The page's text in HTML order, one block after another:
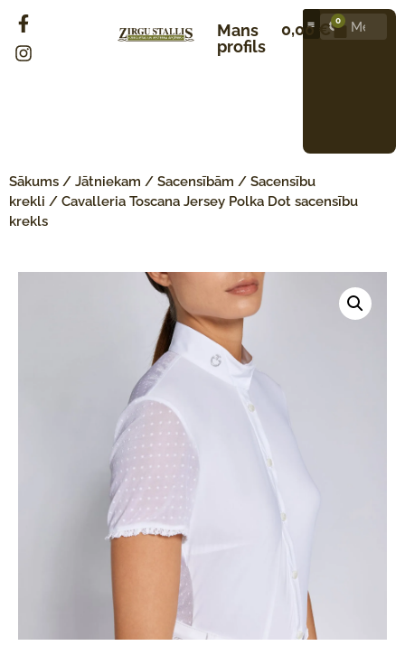
Mans
profils
0,00 € 0
Sākums / Jātniekam / Sacensībām / Sacensību
krekli / Cavalleria Toscana Jersey Polka Dot sacensību
krekls